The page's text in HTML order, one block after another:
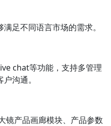
足不同语言市场的需求。
chat等功能，支持多管理
沟通。
镜产品画廊模块、产品参数